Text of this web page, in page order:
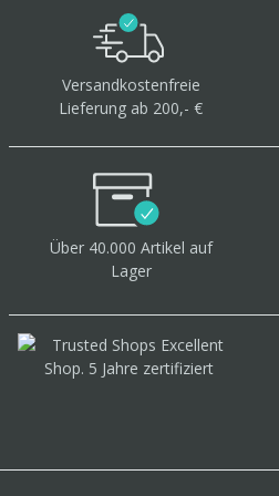
Versandkostenfreie
Lieferung ab 200,- €
Über 40.000 Artikel auf
Lager